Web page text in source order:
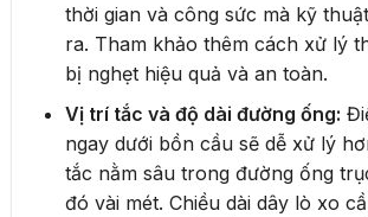
thời gian và công sức mà kỹ
ra. Tham khảo thêm cách xử lý
bị nghẹt hiệu quả và an toàn.
Vị trí tắc và độ dài đường ống:
ngay dưới bồn cầu sẽ dễ xử lý
tắc nằm sâu trong đường ống
đó vài mét. Chiều dài dây lò xo